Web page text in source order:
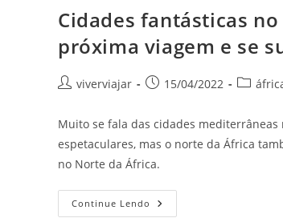
Cidades fantásticas
próxima viagem e se
Autor
post:
viverviajar
Post15/04/2022
post:
Muito se fala das cidades mediterrâneas
espetaculares, mas o norte da África
no Norte da África.
Continue Lendo Cidades
Fantásticas